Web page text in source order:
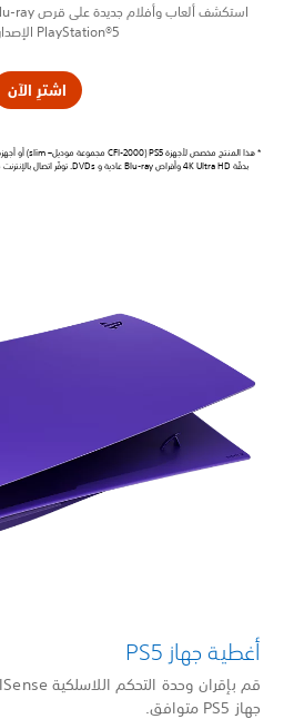
PlayStation®5 الإصدار الرقمي.
اشترِ الآن
بدقّة 4K Ultra HD وأقراص Blu-ray عادية و DVDs. توفّر اتصال بالإنترنت مطلوب لإقران محرّك الأقراص بجهاز PS5 عند الإعداد.
أغطية جهاز PS5
جهاز PS5 متوافق.